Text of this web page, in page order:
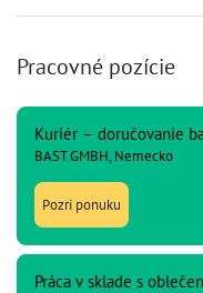
Pracovné pozície
Kuriér – doručovanie
BAST GMBH, Nemecko
Pozri ponuku
Práca v sklade s